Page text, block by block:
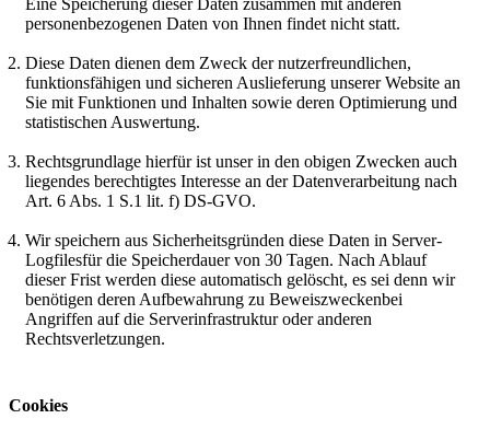
personenbezogenen Daten von Ihnen findet nicht statt.
Diese Daten dienen dem Zweck der nutzerfreundlichen,
funktionsfähigen und sicheren Auslieferung unserer Website an
Sie mit Funktionen und Inhalten sowie deren Optimierung und
statistischen Auswertung.
Rechtsgrundlage hierfür ist unser in den obigen Zwecken auch
liegendes berechtigtes Interesse an der Datenverarbeitung nach
Art. 6 Abs. 1 S.1 lit. f) DS-GVO.
Wir speichern aus Sicherheitsgründen diese Daten in Server-
Logfilesfür die Speicherdauer von 30 Tagen. Nach Ablauf
dieser Frist werden diese automatisch gelöscht, es sei denn wir
benötigen deren Aufbewahrung zu Beweiszweckenbei
Angriffen auf die Serverinfrastruktur oder anderen
Rechtsverletzungen.
Cookies